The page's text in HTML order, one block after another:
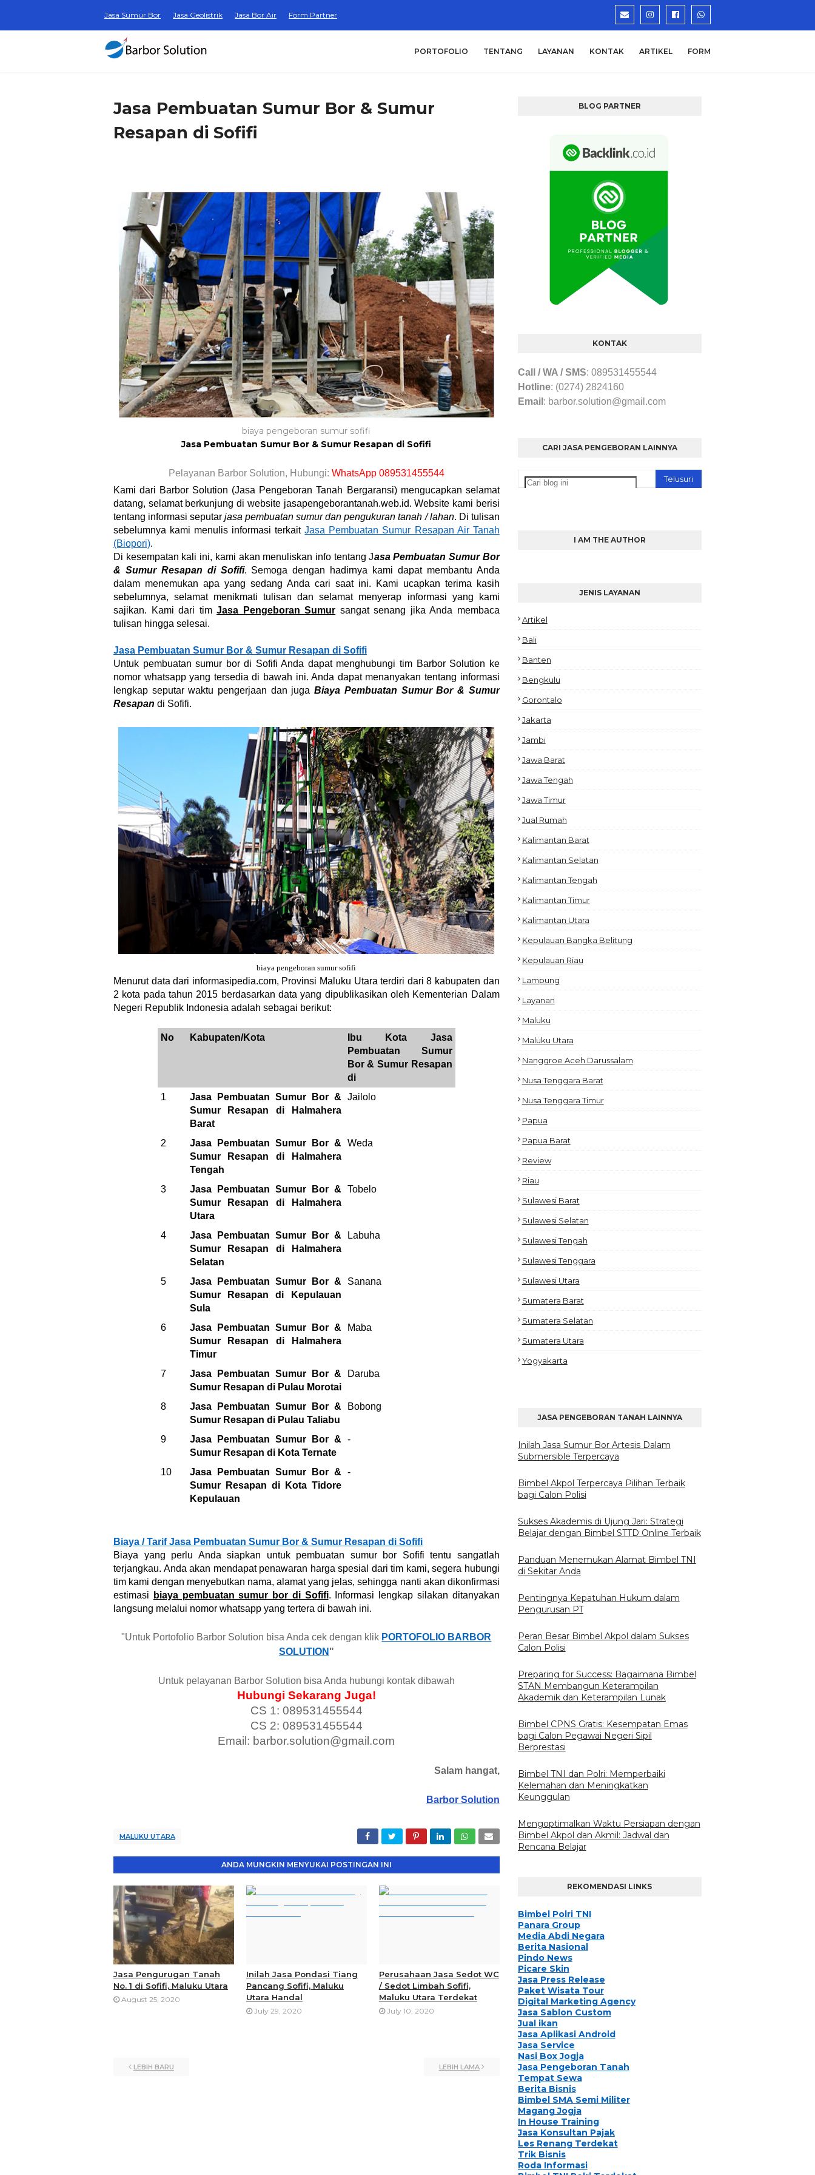
Jasa Sumur Bor Jasa Geolistrik Jasa Bor Air Form Partner
PORTOFOLIO TENTANG LAYANAN KONTAK ARTIKEL FORM
Jasa Pembuatan Sumur Bor & Sumur
Resapan di Sofifi
biaya pengeboran sumur sofifi
Jasa Pembuatan Sumur Bor & Sumur Resapan di Sofifi
Pelayanan Barbor Solution, Hubungi: WhatsApp 089531455544
Kami dari Barbor Solution (Jasa Pengeboran Tanah Bergaransi) mengucapkan selamat
datang, selamat berkunjung di website jasapengeborantanah.web.id. Website kami berisi
tentang informasi seputarjasa pembuatan sumur dan pengukuran tanah / lahan. Di tulisan
sebelumnya kami menulis informasi terkaitJasa Pembuatan Sumur Resapan Air Tanah
(Biopori).
Di kesempatan kali ini, kami akan menuliskan info tentang Jasa Pembuatan Sumur Bor
& Sumur Resapan di Sofifi. Semoga dengan hadirnya kami dapat membantu Anda
dalam menemukan apa yang sedang Anda cari saat ini. Kami ucapkan terima kasih
sebelumnya, selamat menikmati tulisan dan selamat menyerap informasi yang kami
sajikan. Kami dari timJasa Pengeboran Sumur sangat senang jika Anda membaca
tulisan hingga selesai.
Jasa Pembuatan Sumur Bor & Sumur Resapan di Sofifi
Untuk pembuatan sumur bor di Sofifi Anda dapat menghubungi tim Barbor Solution ke
nomor whatsapp yang tersedia di bawah ini. Anda dapat menanyakan tentang informasi
lengkap seputar waktu pengerjaan dan jugaBiaya Pembuatan Sumur Bor & Sumur
Resapan di Sofifi.
biaya pengeboran sumur sofifi
Menurut data dari informasipedia.com, Provinsi Maluku Utara terdiri dari 8 kabupaten dan
2 kota pada tahun 2015 berdasarkan data yang dipublikasikan oleh Kementerian Dalam
Negeri Republik Indonesia adalah sebagai berikut:
No Kabupaten/Kota
Ibu Kota Jasa
Pembuatan Sumur
Bor & Sumur Resapan
di
1
Jasa Pembuatan Sumur Bor &
Sumur Resapan di Halmahera
Barat
Jailolo
2
Jasa Pembuatan Sumur Bor &
Sumur Resapan di Halmahera
Tengah
Weda
3
Jasa Pembuatan Sumur Bor &
Sumur Resapan di Halmahera
Utara
Tobelo
4
Jasa Pembuatan Sumur Bor &
Sumur Resapan di Halmahera
Selatan
Labuha
5
Jasa Pembuatan Sumur Bor &
Sumur Resapan di Kepulauan
Sula
Sanana
6
Jasa Pembuatan Sumur Bor &
Sumur Resapan di Halmahera
Timur
Maba
7
Jasa Pembuatan Sumur Bor &
Sumur Resapan di Pulau Morotai
Daruba
8
Jasa Pembuatan Sumur Bor &
Sumur Resapan di Pulau Taliabu
Bobong
9
Jasa Pembuatan Sumur Bor &
Sumur Resapan di Kota Ternate
-
10
Jasa Pembuatan Sumur Bor &
Sumur Resapan di Kota Tidore
Kepulauan
-
Biaya / Tarif Jasa Pembuatan Sumur Bor & Sumur Resapan di Sofifi
Biaya yang perlu Anda siapkan untuk pembuatan sumur bor Sofifi tentu sangatlah
terjangkau. Anda akan mendapat penawaran harga spesial dari tim kami, segera hubungi
tim kami dengan menyebutkan nama, alamat yang jelas, sehingga nanti akan dikonfirmasi
estimasi
biaya pembuatan sumur bor di Sofifi. Informasi lengkap silakan ditanyakan
langsung melalui nomor whatsapp yang tertera di bawah ini.
"Untuk Portofolio Barbor Solution bisa Anda cek dengan klik PORTOFOLIO BARBOR
SOLUTION "
Untuk pelayanan Barbor Solution bisa Anda hubungi kontak dibawah
Hubungi Sekarang Juga!
CS 1: 089531455544
CS 2: 089531455544
Email: barbor.solution@gmail.com
Salam hangat,
Barbor Solution
MALUKU UTARA
ANDA MUNGKIN MENYUKAI POSTINGAN INI
Jasa Pengurugan Tanah
No. 1 di Sofifi, Maluku Utara
August 25, 2020
Inilah Jasa Pondasi Tiang
Pancang Sofifi, Maluku
Utara Handal
July 29, 2020
Perusahaan Jasa Sedot WC
/ Sedot Limbah Sofifi,
Maluku Utara Terdekat
July 10, 2020
LEBIH BARU LEBIH LAMA
BLOG PARTNER
KONTAK
Call / WA / SMS: 089531455544
Hotline: (0274) 2824160
Email : barbor.solution@gmail.com
CARI JASA PENGEBORAN LAINNYA
I AM THE AUTHOR
JENIS LAYANAN
Artikel
Bali
Banten
Bengkulu
Gorontalo
Jakarta
Jambi
Jawa Barat
Jawa Tengah
Jawa Timur
Jual Rumah
Kalimantan Barat
Kalimantan Selatan
Kalimantan Tengah
Kalimantan Timur
Kalimantan Utara
Kepulauan Bangka Belitung
Kepulauan Riau
Lampung
Layanan
Maluku
Maluku Utara
Nanggroe Aceh Darussalam
Nusa Tenggara Barat
Nusa Tenggara Timur
Papua
Papua Barat
Review
Riau
Sulawesi Barat
Sulawesi Selatan
Sulawesi Tengah
Sulawesi Tenggara
Sulawesi Utara
Sumatera Barat
Sumatera Selatan
Sumatera Utara
Yogyakarta
JASA PENGEBORAN TANAH LAINNYA
Inilah Jasa Sumur Bor Artesis Dalam
Submersible Terpercaya
Bimbel Akpol Terpercaya Pilihan Terbaik
bagi Calon Polisi
Sukses Akademis di Ujung Jari: Strategi
Belajar dengan Bimbel STTD Online Terbaik
Panduan Menemukan Alamat Bimbel TNI
di Sekitar Anda
Pentingnya Kepatuhan Hukum dalam
Pengurusan PT
Peran Besar Bimbel Akpol dalam Sukses
Calon Polisi
Preparing for Success: Bagaimana Bimbel
STAN Membangun Keterampilan
Akademik dan Keterampilan Lunak
Bimbel CPNS Gratis: Kesempatan Emas
bagi Calon Pegawai Negeri Sipil
Berprestasi
Bimbel TNI dan Polri: Memperbaiki
Kelemahan dan Meningkatkan
Keunggulan
Mengoptimalkan Waktu Persiapan dengan
Bimbel Akpol dan Akmil: Jadwal dan
Rencana Belajar
REKOMENDASI LINKS
Bimbel Polri TNI
Panara Group
Media Abdi Negara
Berita Nasional
Pindo News
Picare Skin
Jasa Press Release
Paket Wisata Tour
Digital Marketing Agency
Jasa Sablon Custom
Jual ikan
Jasa Aplikasi Android
Jasa Service
Nasi Box Jogja
Jasa Pengeboran Tanah
Tempat Sewa
Berita Bisnis
Bimbel SMA Semi Militer
Magang Jogja
In House Training
Jasa Konsultan Pajak
Les Renang Terdekat
Trik Bisnis
Roda Informasi